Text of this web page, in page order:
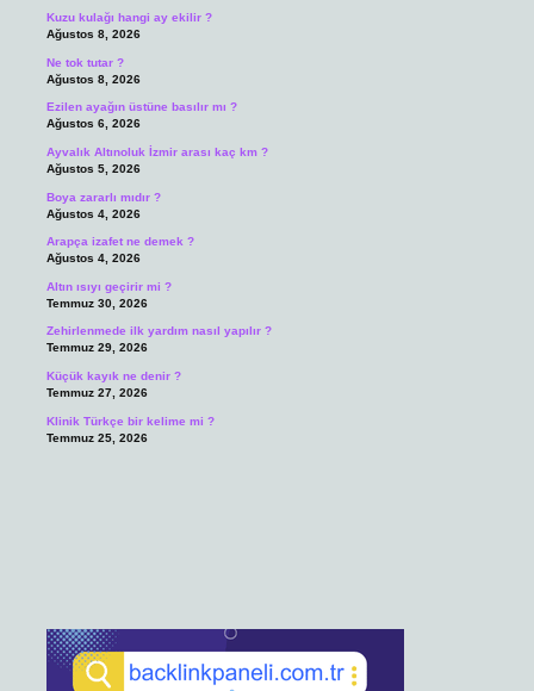
Kuzu kulağı hangi ay ekilir ?
Ağustos 8, 2026
Ne tok tutar ?
Ağustos 8, 2026
Ezilen ayağın üstüne basılır mı ?
Ağustos 6, 2026
Ayvalık Altınoluk İzmir arası kaç km ?
Ağustos 5, 2026
Boya zararlı mıdır ?
Ağustos 4, 2026
Arapça izafet ne demek ?
Ağustos 4, 2026
Altın ısıyı geçirir mi ?
Temmuz 30, 2026
Zehirlenmede ilk yardım nasıl yapılır ?
Temmuz 29, 2026
Küçük kayık ne denir ?
Temmuz 27, 2026
Klinik Türkçe bir kelime mi ?
Temmuz 25, 2026